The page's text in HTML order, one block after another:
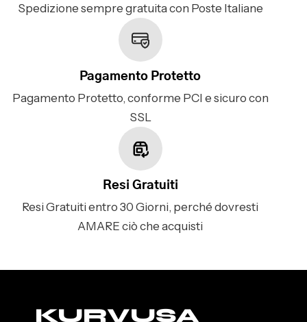
Spedizione sempre gratuita con Poste Italiane
Pagamento Protetto
Pagamento Protetto, conforme PCI e sicuro con
SSL
Resi Gratuiti
Resi Gratuiti entro 30 Giorni, perché dovresti
AMARE ciò che acquisti
KURVUSA